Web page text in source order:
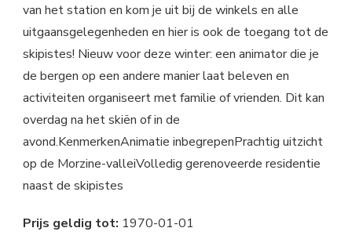
van het station en kom je uit bij de winkels en alle
uitgaansgelegenheden en hier is ook de toegang tot de
skipistes! Nieuw voor deze winter: een animator die je
de bergen op een andere manier laat beleven en
activiteiten organiseert met familie of vrienden. Dit kan
overdag na het skiën of in de
avond.KenmerkenAnimatie inbegrepenPrachtig uitzicht
op de Morzine-valleiVolledig gerenoveerde residentie
naast de skipistes
Prijs geldig tot: 1970-01-01